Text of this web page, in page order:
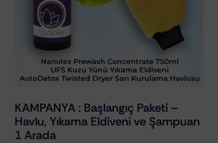
KAMPANYA : Başlangıç Paketi –
Havlu, Yıkama Eldiveni ve Şampuan
1 Arada